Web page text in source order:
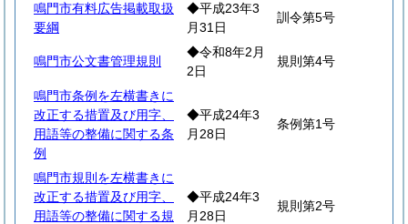
鳴門市有料広告掲載取扱
要綱
◆平成23年3
月31日
訓令第5号
鳴門市公文書管理規則
◆令和8年2月
2日
規則第4号
鳴門市条例を左横書きに
改正する措置及び用字、
用語等の整備に関する条
例
◆平成24年3
月28日
条例第1号
鳴門市規則を左横書きに
改正する措置及び用字、
用語等の整備に関する規
◆平成24年3
月28日
規則第2号